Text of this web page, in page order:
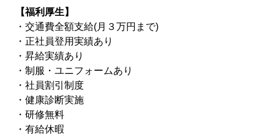
【福利厚生】
・交通費全額支給(月３万円まで)
・正社員登用実績あり
・昇給実績あり
・制服・ユニフォームあり
・社員割引制度
・健康診断実施
・研修無料
・有給休暇